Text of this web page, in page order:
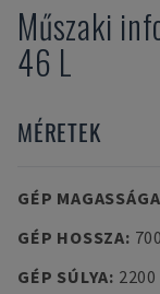
Műszaki
46 L
MÉRETEK
GÉP MAGASSÁGA
GÉP HOSSZA:
GÉP SÚLYA: 2200